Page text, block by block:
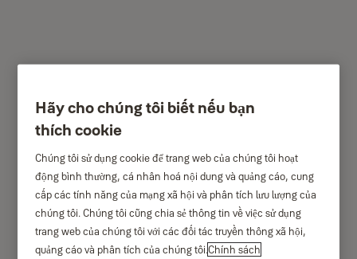
YDM7220 BioSecure™
Hãy cho chúng tôi biết nếu bạn
thích cookie
Chúng tôi sử dụng cookie để trang web của chúng tôi hoạt
động bình thường, cá nhân hoá nội dung và quảng cáo, cung
cấp các tính năng của mạng xã hội và phân tích lưu lượng của
chúng tôi. Chúng tôi cũng chia sẻ thông tin về việc sử dụng
trang web của chúng tôi với các đối tác truyền thông xã hội,
quảng cáo và phân tích của chúng tôi.Chính sách